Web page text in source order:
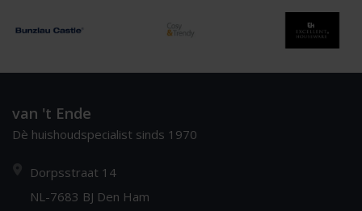
van 't Ende
Dè huishoudspecialist sinds 1970
Dorpsstraat 14
NL-7683 BJ Den Ham